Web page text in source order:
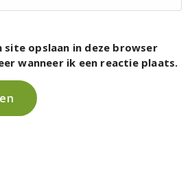
site opslaan in deze browser
wanneer ik een reactie plaats.